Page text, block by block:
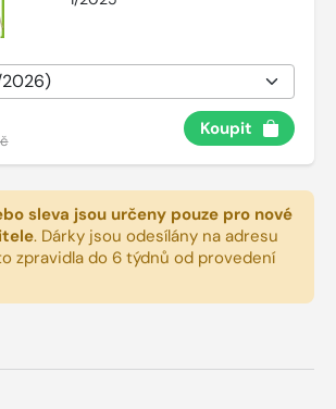
Koupit
sleva jsou určeny pouze pro nové
. Dárky jsou odesílány na adresu
zpravidla do 6 týdnů od provedení